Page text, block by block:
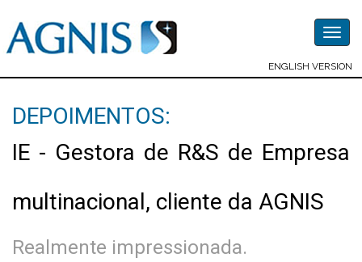
ENGLISH VERSION
DEPOIMENTOS:
IE - Gestora de R&S de Empresa
multinacional, cliente da AGNIS
Realmente impressionada.